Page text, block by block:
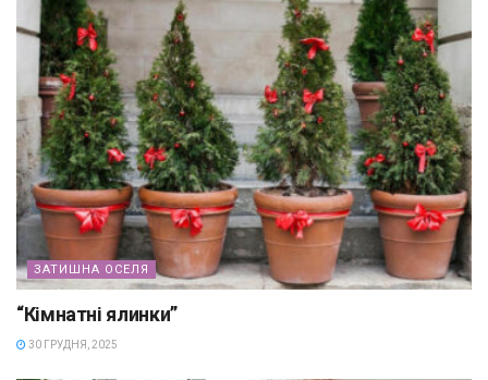
ЗАТИШНА ОСЕЛЯ
“Кімнатні ялинки”
30 ГРУДНЯ, 2025